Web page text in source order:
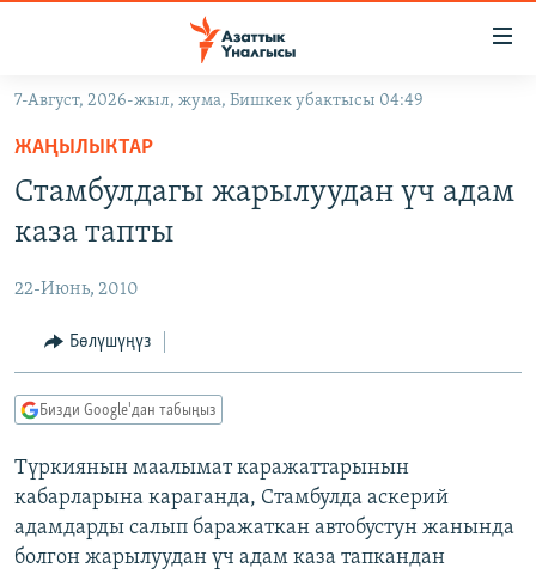
Навигацияга
өтүңүз
Издөөгө
салыңыз
КЫРГЫЗСТАН
КЫРГЫЗСТАН
ЭКОНОМИКА
МАДАНИЯТ
БОРБОР АЗИЯ
АТАЙЫН ИЛИКТӨӨ
ТВ ПРОГРАММАЛАР
ЭКСПЕРТТЕР ТАЛДАЙТ
БИЗ ЖАНА ДҮЙНӨ
ДАНИСТЕ
ЭЖЕ-СИҢДИЛЕР
ӨЗГӨЧӨ ПИКИР
Русский
ОНЛАЙН ШЕРИНЕ
7-Август, 2026-жыл, жума, Бишкек убактысы 04:49
ЖАҢЫЛЫКТАР
Стамбулдагы жарылуудан үч адам
каза тапты
22-Июнь, 2010
Бөлүшүңүз
Бизди Google'дан табыңыз
Түркиянын маалымат каражаттарынын
кабарларына караганда, Стамбулда аскерий
адамдарды салып баражаткан автобустун жанында
болгон жарылуудан үч адам каза тапкандан